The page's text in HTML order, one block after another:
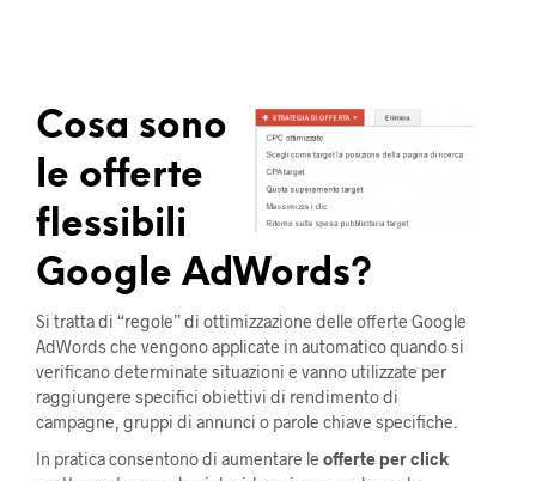
Cosa sono
le offerte
flessibili
Google AdWords?
Si tratta di “regole” di ottimizzazione delle offerte Google
AdWords che vengono applicate in automatico quando si
verificano determinate situazioni e vanno utilizzate per
raggiungere specifici obiettivi di rendimento di
campagne, gruppi di annunci o parole chiave specifiche.
In pratica consentono di aumentare le offerte per click